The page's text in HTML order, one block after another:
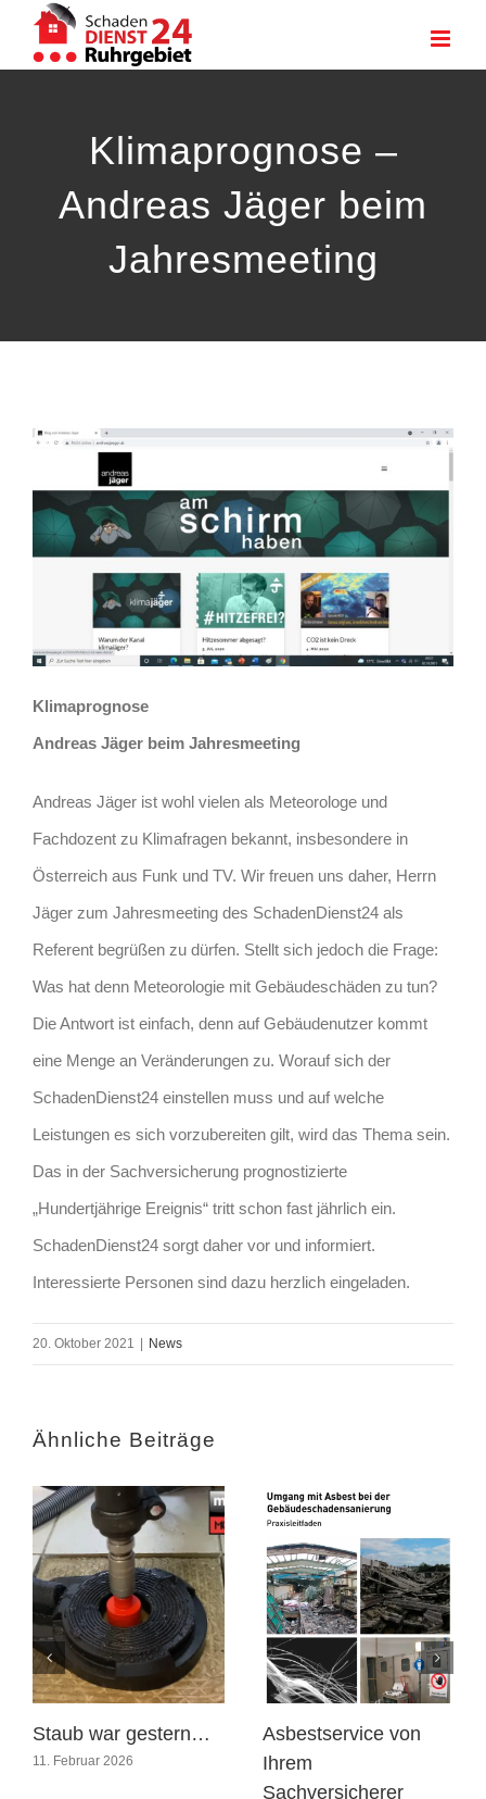
Inhalt
Klimaprognose –
Andreas Jäger beim
Jahresmeeting
Klimaprognose
Andreas Jäger beim Jahresmeeting
Andreas Jäger ist wohl vielen als Meteorologe und
Fachdozent zu Klimafragen bekannt, insbesondere in
Österreich aus Funk und TV. Wir freuen uns daher, Herrn
Jäger zum Jahresmeeting des SchadenDienst24 als
Referent begrüßen zu dürfen. Stellt sich jedoch die Frage:
Was hat denn Meteorologie mit Gebäudeschäden zu tun?
Die Antwort ist einfach, denn auf Gebäudenutzer kommt
eine Menge an Veränderungen zu. Worauf sich der
SchadenDienst24 einstellen muss und auf welche
Leistungen es sich vorzubereiten gilt, wird das Thema sein.
Das in der Sachversicherung prognostizierte
„Hundertjährige Ereignis“ tritt schon fast jährlich ein.
SchadenDienst24 sorgt daher vor und informiert.
Interessierte Personen sind dazu herzlich eingeladen.
20. Oktober 2021 | News
Ähnliche Beiträge
Staub war gestern…
11. Februar 2026
Asbestservice von
Ihrem
Sachversicherer